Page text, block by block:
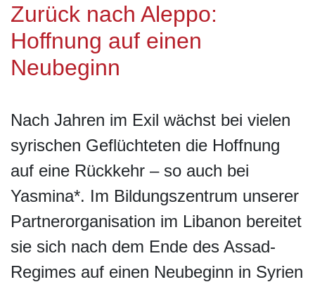
Zurück nach Aleppo:
Hoffnung auf einen
Neubeginn
Nach Jahren im Exil wächst bei vielen
syrischen Geflüchteten die Hoffnung
auf eine Rückkehr – so auch bei
Yasmina*. Im Bildungszentrum unserer
Partnerorganisation im Libanon bereitet
sie sich nach dem Ende des Assad-
Regimes auf einen Neubeginn in Syrien